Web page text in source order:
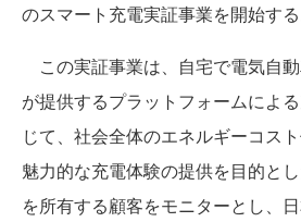
のスマート充電実証事業を開始する
この実証事業は、自宅で電気自
が提供するプラットフォームによ
じて、社会全体のエネルギーコス
魅力的な充電体験の提供を目的と
を所有する顧客をモニターとし、